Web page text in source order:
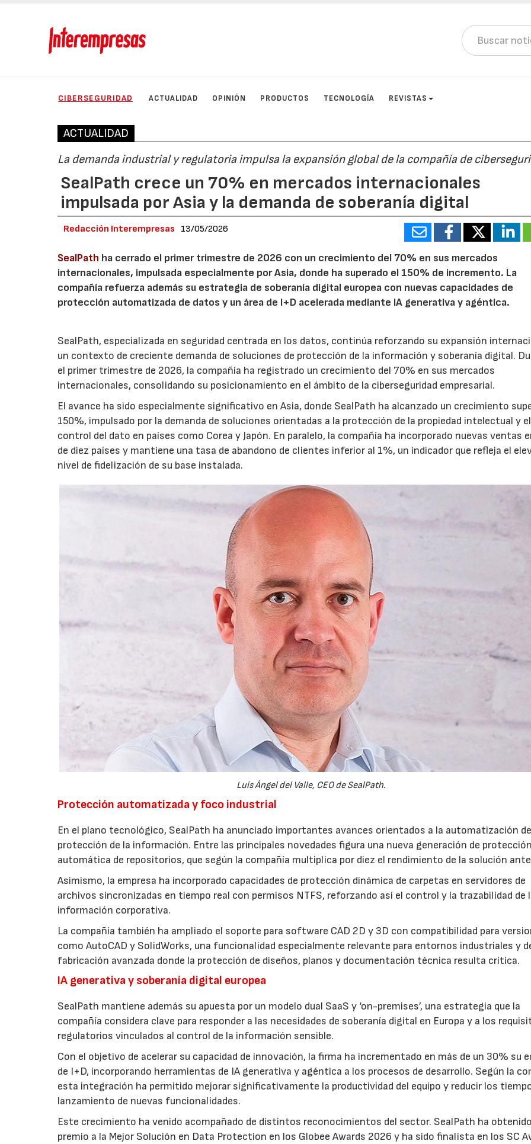
CIBERSEGURIDAD ACTUALIDAD OPINIÓN PRODUCTOS TECNOLOGÍA REVISTAS
ACTUALIDAD
La demanda industrial y regulatoria impulsa la expansión global de la compañía de
SealPath crece un 70% en mercados internacionales
impulsada por Asia y la demanda de soberanía digital
Redacción Interempresas 13/05/2026
SealPath ha cerrado el primer trimestre de 2026 con un crecimiento del 70% en sus mercados
internacionales, impulsada especialmente por Asia, donde ha superado el 150% de incremento. La
compañía refuerza además su estrategia de soberanía digital europea con nuevas capacidades de
protección automatizada de datos y un área de I+D acelerada mediante IA generativa y agéntica.
SealPath, especializada en seguridad centrada en los datos, continúa reforzando su expansión
un contexto de creciente demanda de soluciones de protección de la información y soberanía digital.
el primer trimestre de 2026, la compañía ha registrado un crecimiento del 70% en sus mercados
internacionales, consolidando su posicionamiento en el ámbito de la ciberseguridad empresarial.
El avance ha sido especialmente significativo en Asia, donde SealPath ha alcanzado un crecimiento
150%, impulsado por la demanda de soluciones orientadas a la protección de la propiedad intelectual y el
control del dato en países como Corea y Japón. En paralelo, la compañía ha incorporado nuevas ventas
de diez países y mantiene una tasa de abandono de clientes inferior al 1%, un indicador que refleja el
nivel de fidelización de su base instalada.
Luis Ángel del Valle, CEO de SealPath.
Protección automatizada y foco industrial
En el plano tecnológico, SealPath ha anunciado importantes avances orientados a la automatización
protección de la información. Entre las principales novedades figura una nueva generación de protección
automática de repositorios, que según la compañía multiplica por diez el rendimiento de la solución
Asimismo, la empresa ha incorporado capacidades de protección dinámica de carpetas en servidores de
archivos sincronizadas en tiempo real con permisos NTFS, reforzando así el control y la trazabilidad de
información corporativa.
La compañía también ha ampliado el soporte para software CAD 2D y 3D con compatibilidad para
como AutoCAD y SolidWorks, una funcionalidad especialmente relevante para entornos industriales y
fabricación avanzada donde la protección de diseños, planos y documentación técnica resulta crítica.
IA generativa y soberanía digital europea
SealPath mantiene además su apuesta por un modelo dual SaaS y ‘on-premises’, una estrategia que la
compañía considera clave para responder a las necesidades de soberanía digital en Europa y a los
regulatorios vinculados al control de la información sensible.
Con el objetivo de acelerar su capacidad de innovación, la firma ha incrementado en más de un 30% su
de I+D, incorporando herramientas de IA generativa y agéntica a los procesos de desarrollo. Según la
esta integración ha permitido mejorar significativamente la productividad del equipo y reducir los
lanzamiento de nuevas funcionalidades.
Este crecimiento ha venido acompañado de distintos reconocimientos del sector. SealPath ha
premio a la Mejor Solución en Data Protection en los Globee Awards 2026 y ha sido finalista en los SC
21/07/2026 28/07/2026